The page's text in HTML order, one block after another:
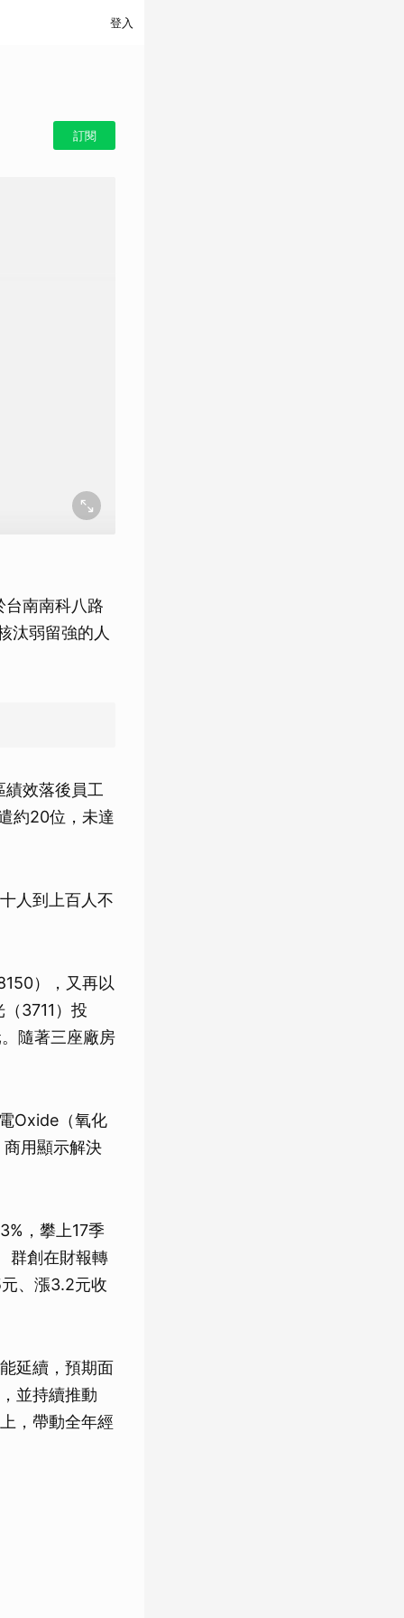
登入
訂閱
台南南科八路
汰弱留強的人
效落後員工
約20位，未達
人到上百人不
），又再以
3711）投
隨著三座廠房
Oxide（氧化
用顯示解決
，攀上17季
群創在財報轉
、漲3.2元收
延續，預期面
並持續推動
，帶動全年經